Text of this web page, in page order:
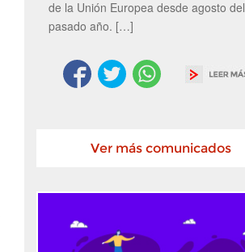
de la Unión Europea desde agosto del
pasado año. […]
Ver más comunicados